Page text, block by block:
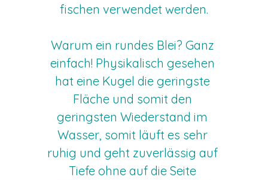
fischen verwendet werden.
Warum ein rundes Blei? Ganz
einfach! Physikalisch gesehen
hat eine Kugel die geringste
Fläche und somit den
geringsten Wiederstand im
Wasser, somit läuft es sehr
ruhig und geht zuverlässig auf
Tiefe ohne auf die Seite